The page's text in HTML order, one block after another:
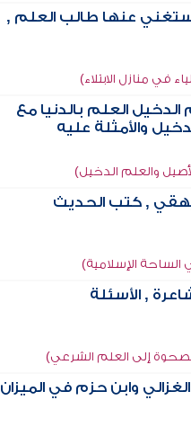
عنها طالب العلم ,
في منازل الابتلاء)
الدخيل العلم بالدنيا مع
والأمثلة عليه
والعلم الدخيل)
, كتب الحديث
الإسلامية)
, الأسئلة
إلى العلم الشرعي)
وابن حزم في الميزان